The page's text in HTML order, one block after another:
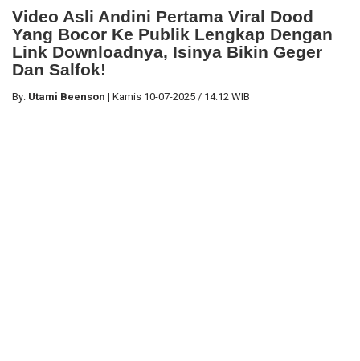
Video Asli Andini Pertama Viral Dood
Yang Bocor Ke Publik Lengkap Dengan
Link Downloadnya, Isinya Bikin Geger
Dan Salfok!
By: Utami Beenson | Kamis 10-07-2025 / 14:12 WIB